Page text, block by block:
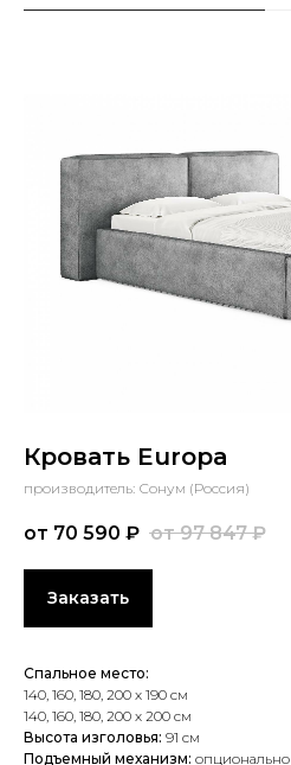
Кровать Europa
производитель: Сонум (Россия)
от 70 590 ₽ от 97 847 ₽
Заказать
Спальное место:
140, 160, 180, 200 х 190 см
140, 160, 180, 200 х 200 см
Высота изголовья: 91 см
Подъемный механизм: опционально